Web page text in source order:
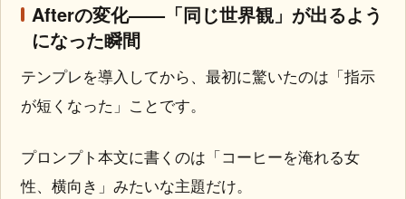
Afterの変化——「同じ世界観」が出るよう
になった瞬間
テンプレを導入してから、最初に驚いたのは「指示
が短くなった」ことです。
プロンプト本文に書くのは「コーヒーを淹れる女
性、横向き」みたいな主題だけ。